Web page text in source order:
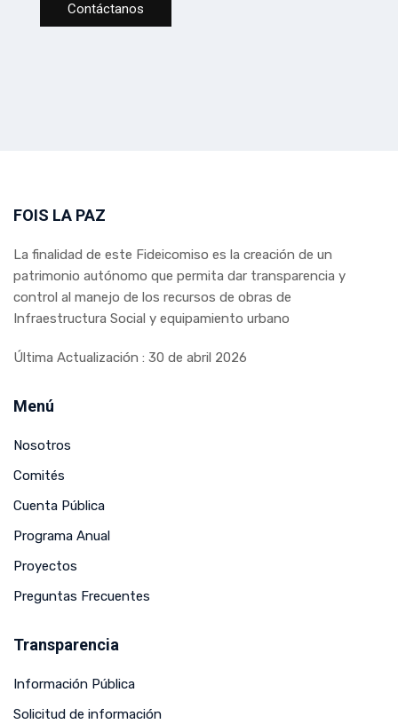
Contáctanos
FOIS LA PAZ
La finalidad de este Fideicomiso es la creación de un
patrimonio autónomo que permita dar transparencia y
control al manejo de los recursos de obras de
Infraestructura Social y equipamiento urbano
Última Actualización : 30 de abril 2026
Menú
Nosotros
Comités
Cuenta Pública
Programa Anual
Proyectos
Preguntas Frecuentes
Transparencia
Información Pública
Solicitud de información